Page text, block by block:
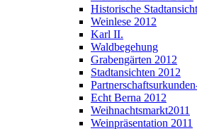
Historische
Weinlese 2012
Karl II.
Waldbegehung
Grabengärten 2012
Stadtansichten 2012
Echt Berna 2012
Weihnachtsmarkt2011
Weinpräsentation 2011